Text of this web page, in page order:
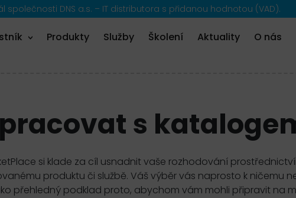
DNS a.s. – IT distributora s přidanou hodnotou (VAD).
Produkty Služby Školení Aktuality O nás
s
si klade za cíl usnadnit vaše rozhodování
produktu či službě. Váš výběr vás naprosto k ničemu
přehledný podklad proto, abychom vám mohli připravit na